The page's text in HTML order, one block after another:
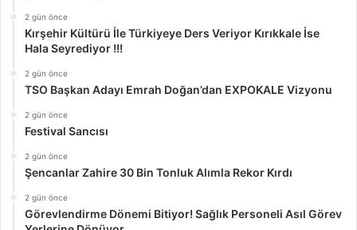
2 gün önce
Kırşehir Kültürü İle Türkiyeye Ders Veriyor Kırıkkale İse
Hala Seyrediyor !!!
2 gün önce
TSO Başkan Adayı Emrah Doğan’dan EXPOKALE Vizyonu
2 gün önce
Festival Sancısı
2 gün önce
Şencanlar Zahire 30 Bin Tonluk Alımla Rekor Kırdı
2 gün önce
Görevlendirme Dönemi Bitiyor! Sağlık Personeli Asıl Görev